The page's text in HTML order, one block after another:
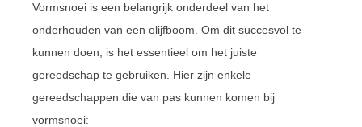
Vormsnoei is een belangrijk onderdeel van het
onderhouden van een olijfboom. Om dit succesvol te
kunnen doen, is het essentieel om het juiste
gereedschap te gebruiken. Hier zijn enkele
gereedschappen die van pas kunnen komen bij
vormsnoei: